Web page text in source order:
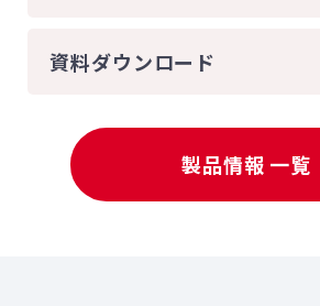
資料ダウンロード
製品情報 一覧